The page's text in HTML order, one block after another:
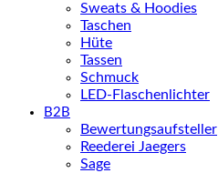
Sweats & Hoodies
Taschen
Hüte
Tassen
Schmuck
LED-Flaschenlichter
B2B
Bewertungsaufsteller
Reederei Jaegers
Sage